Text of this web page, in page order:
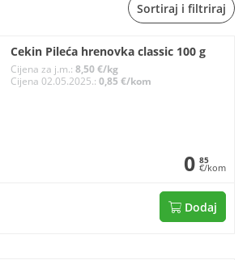
Sortiraj i filtriraj
Cekin Pileća hrenovka classic 100 g
Cijena za j.m.: 8,50 €/kg
Cijena 02.05.2025.: 0,85 €/kom
0 85
€/kom
Dodaj